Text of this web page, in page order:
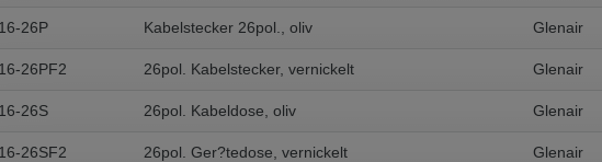
této verzi
another language than the selected one. This website is also available in English.
26P Kabelstecker 26pol., oliv Glenair
26PF2 26pol. Kabelstecker, vernickelt Glenair
26S 26pol. Kabeldose, oliv Glenair
26SF2 26pol. Ger?tedose, vernickelt Glenair